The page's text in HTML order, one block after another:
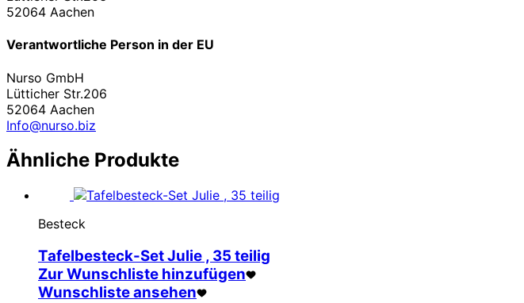
52064 Aachen
Verantwortliche Person in der EU
Nurso GmbH
Lütticher Str.206
52064 Aachen
Info@nurso.biz
Ähnliche Produkte
Besteck
Tafelbesteck-Set Julie , 35 teilig
Zur Wunschliste hinzufügen
Wunschliste ansehen